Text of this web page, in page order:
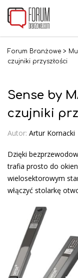
Forum Branżowe >
czujniki przyszłości
Sense by
czujniki
Autor: Artur Kornacki
Dzięki
trafia prosto do
wielosektorowym
włączyć stolarkę